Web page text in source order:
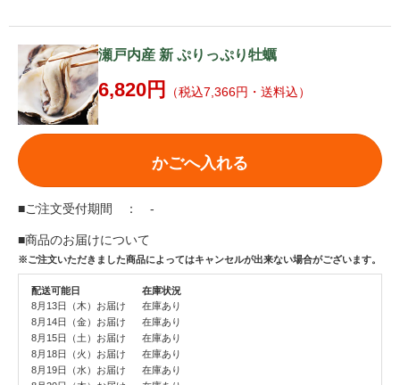
瀬戸内産 新 ぷりっぷり牡蠣
6,820円 （税込7,366円・送料込）
かごへ入れる
■ご注文受付期間 ： -
■商品のお届けについて
※ご注文いただきました商品によってはキャンセルが出来ない場合がございます。
配送可能日
在庫状況
8月13日（木）お届け
在庫あり
8月14日（金）お届け
在庫あり
8月15日（土）お届け
在庫あり
8月18日（火）お届け
在庫あり
8月19日（水）お届け
在庫あり